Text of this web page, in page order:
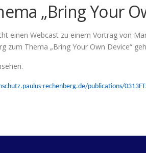
„Bring Your
einen Webcast zu einem Vortrag von
zum Thema „Bring Your Own Device“
rechenberg.de/publications/